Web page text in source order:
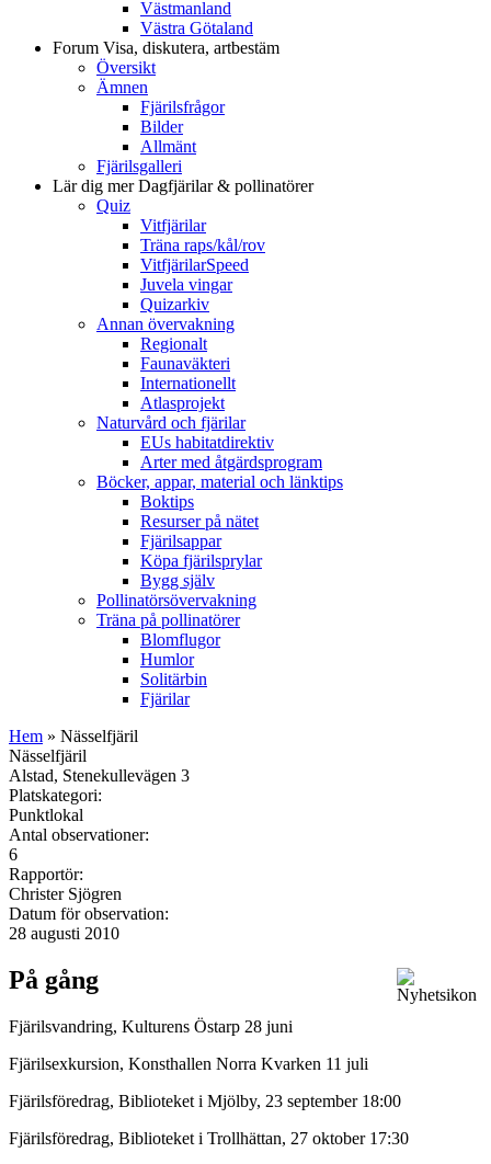
Västmanland
Västra Götaland
Forum Visa, diskutera, artbestäm
Översikt
Ämnen
Fjärilsfrågor
Bilder
Allmänt
Fjärilsgalleri
Lär dig merDagfjärilar & pollinatörer
Quiz
Vitfjärilar
Träna raps/kål/rov
VitfjärilarSpeed
Juvela vingar
Quizarkiv
Annan övervakning
Regionalt
Faunaväkteri
Internationellt
Atlasprojekt
Naturvård och fjärilar
EUs habitatdirektiv
Arter med åtgärdsprogram
Böcker, appar, material och länktips
Boktips
Resurser på nätet
Fjärilsappar
Köpa fjärilsprylar
Bygg själv
Pollinatörsövervakning
Träna på pollinatörer
Blomflugor
Humlor
Solitärbin
Fjärilar
Hem » Nässelfjäril
Nässelfjäril
Alstad, Stenekullevägen 3
Platskategori:
Punktlokal
Antal observationer:
6
Rapportör:
Christer Sjögren
Datum för observation:
28 augusti 2010
På gång
Fjärilsvandring, Kulturens Östarp 28 juni
Fjärilsexkursion, Konsthallen Norra Kvarken 11 juli
Fjärilsföredrag, Biblioteket i Mjölby, 23 september 18:00
Fjärilsföredrag, Biblioteket i Trollhättan, 27 oktober 17:30